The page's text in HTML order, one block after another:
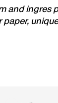
and ingres